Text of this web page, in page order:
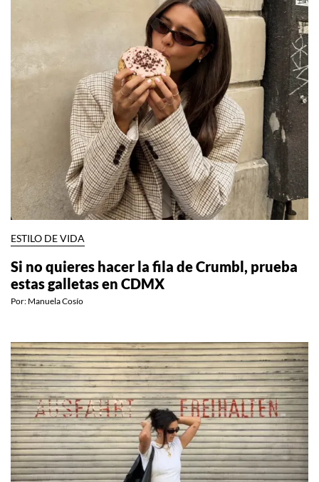
ESTILO DE VIDA
Si no quieres hacer la fila de Crumbl, prueba
estas galletas en CDMX
Por: Manuela Cosío